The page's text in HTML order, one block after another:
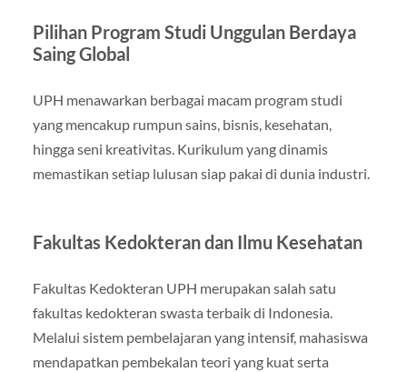
Pilihan Program Studi Unggulan Berdaya
Saing Global
UPH menawarkan berbagai macam program studi
yang mencakup rumpun sains, bisnis, kesehatan,
hingga seni kreativitas. Kurikulum yang dinamis
memastikan setiap lulusan siap pakai di dunia industri.
Fakultas Kedokteran dan Ilmu Kesehatan
Fakultas Kedokteran UPH merupakan salah satu
fakultas kedokteran swasta terbaik di Indonesia.
Melalui sistem pembelajaran yang intensif, mahasiswa
mendapatkan pembekalan teori yang kuat serta